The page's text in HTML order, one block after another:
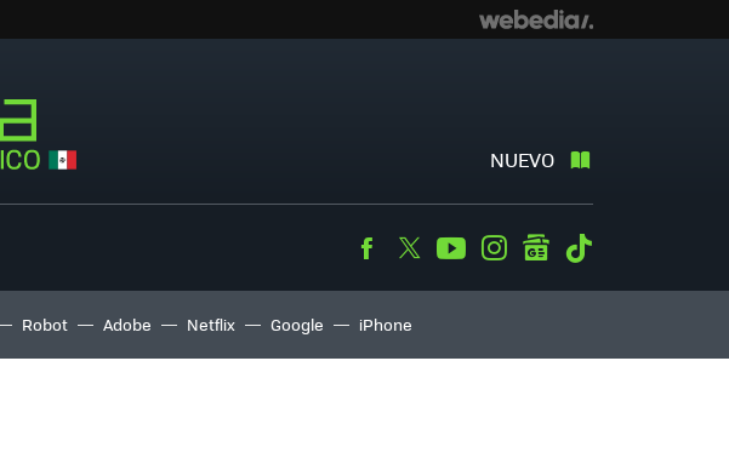
NUEVO
Facebook
TwitterYoutubeInstagramgooglenews
Robot Adobe Netflix Google iPhone